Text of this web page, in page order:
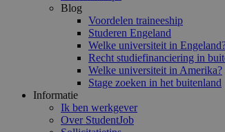
Blog
Voordelen traineeship
Studeren Engeland
Welke universiteit in
Recht studiefinanciering in
Welke universiteit in Amerika?
Stage zoeken in het buitenland
Informatie
Ik ben werkgever
Over StudentJob